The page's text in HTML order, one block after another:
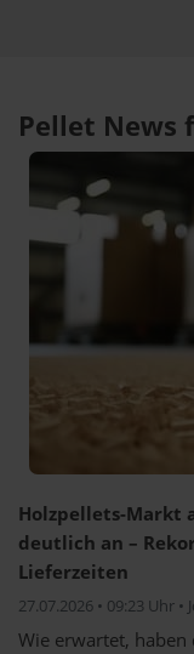
Pellet News
Holzpellets-Markt
deutlich an –
Lieferzeiten
27.07.2026 • 09:23 Uhr
Wie erwartet,